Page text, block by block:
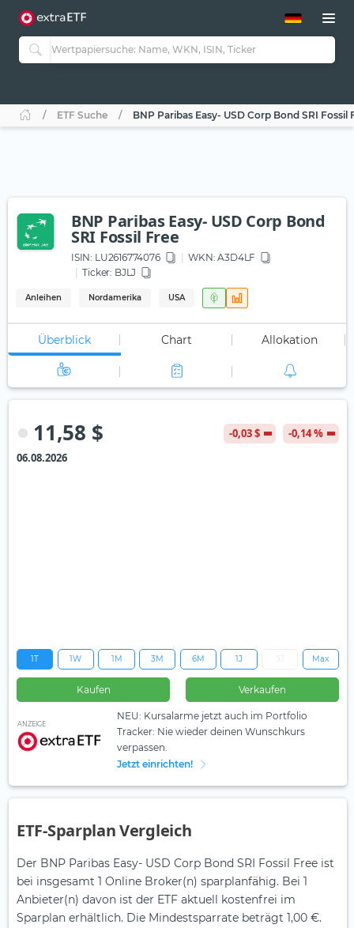
ETF-Guide 2.0
Guide Aktive ETFs
ETF-Sparpläne
ETF Suche BNP Paribas Easy- USD Corp Bond SRI Fossil
BNP Paribas Easy- USD Corp Bond
SRI Fossil Free
ISIN: LU2616774076 WKN: A3D4LF
Ticker: BJLJ
Anleihen Nordamerika USA
Überblick Chart Allokation
11,58 $ -0,03 $
-0,14 %
06.08.2026
1T 1W 1M 3M 6M 1J Max
Kaufen Verkaufen
ANZEIGE
NEU: Kursalarme jetzt auch im Portfolio
Tracker: Nie wieder deinen Wunschkurs
verpassen.
Jetzt einrichten!
ETF-Sparplan Vergleich
Der BNP Paribas Easy- USD Corp Bond SRI Fossil Free ist
bei insgesamt 1 Online Broker(n) sparplanfähig. Bei 1
Anbieter(n) davon ist der ETF aktuell kostenfrei im
Sparplan erhältlich. Die Mindestsparrate beträgt 1,00 €.